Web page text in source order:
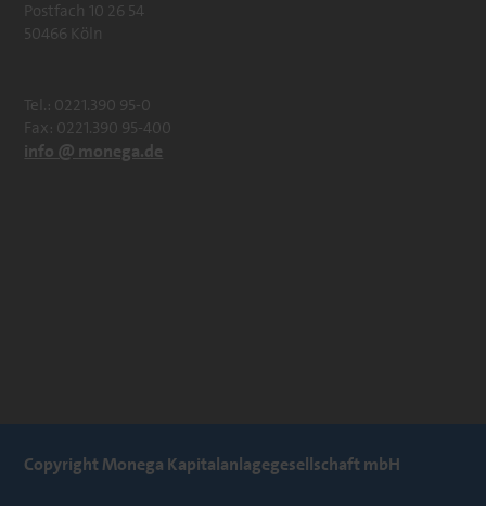
Postfach 10 26 54
50466 Köln
Tel.: 0221.390 95-0
Fax: 0221.390 95-400
info @ monega.de
Copyright Monega Kapitalanlagegesellschaft mbH